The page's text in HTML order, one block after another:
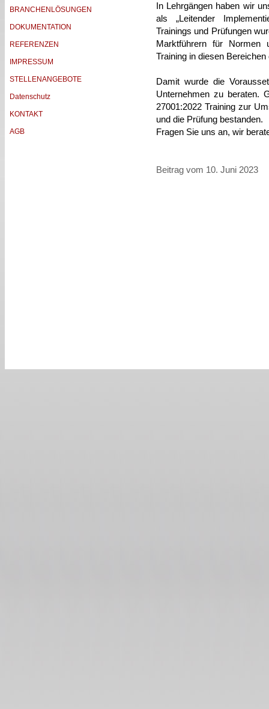
BRANCHENLÖSUNGEN
DOKUMENTATION
REFERENZEN
IMPRESSUM
STELLENANGEBOTE
Datenschutz
KONTAKT
AGB
In Lehrgängen haben wir
als „Leitender
Trainings und Prüfungen
Marktführern für Normen
Training in diesen
Damit wurde die
Unternehmen zu beraten.
27001:2022 Training zur
und die Prüfung bestanden.
Fragen Sie uns an, wir
Beitrag vom 10. Juni 2023